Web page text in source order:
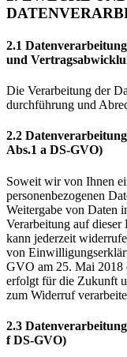
2.1
und
Die Verarbeitung der
durchführung und
2.2
Abs.1 a DS-GVO)
Soweit wir von Ihnen
personenbezogenen
Weitergabe von Daten
Verarbeitung auf
kann jederzeit
von
GVO am 25. Mai 2018
erfolgt für die Zukunft
zum Widerruf
2.3
f DS-GVO)